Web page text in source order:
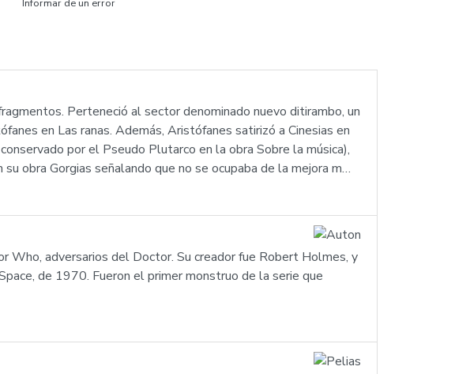
Informar de un error
Perteneció al sector denominado nuevo ditirambo, un
en Las ranas. Además, Aristófanes satirizó a Cinesias en
por el Pseudo Plutarco en la obra Sobre la música),
obra Gorgias señalando que no se ocupaba de la mejora m…
Who, adversarios del Doctor. Su creador fue Robert Holmes, y
de 1970. Fueron el primer monstruo de la serie que